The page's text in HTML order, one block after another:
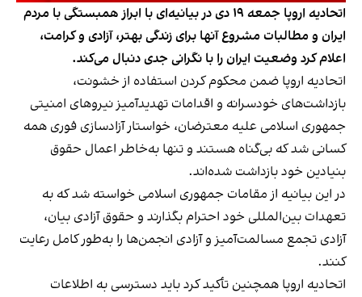
اتحادیه اروپا جمعه ۱۹ دی در بیانیه‌ای با ابراز همبستگی با مردم
ایران و مطالبات مشروع آنها برای زندگی بهتر، آزادی و کرامت،
اعلام کرد وضعیت ایران را با نگرانی جدی دنبال می‌کند.
اتحادیه اروپا ضمن محکوم کردن استفاده از خشونت،
بازداشت‌های خودسرانه و اقدامات تهدیدآمیز نیروهای امنیتی
جمهوری اسلامی علیه معترضان، خواستار آزادسازی فوری همه
کسانی شد که بی‌گناه هستند و تنها به‌خاطر اعمال حقوق
بنیادین خود بازداشت شده‌اند.
در این بیانیه از مقامات جمهوری اسلامی خواسته شد که به
تعهدات بین‌المللی خود احترام بگذارند و حقوق آزادی بیان،
آزادی تجمع مسالمت‌آمیز و آزادی انجمن‌ها را به‌طور کامل رعایت
کنند.
اتحادیه اروپا همچنین تأکید کرد باید دسترسی به اطلاعات